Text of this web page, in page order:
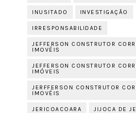
INUSITADO INVESTIGAÇÃO
IRRESPONSABILIDADE
JEFFERSON CONSTRUTOR
IMOVÉIS
JEFFERSON CONSTRUTOR
IMÓVEIS
JERFFERSON CONSTRUTOR
IMOVÉIS
JERICOACOARA JIJOCA DE